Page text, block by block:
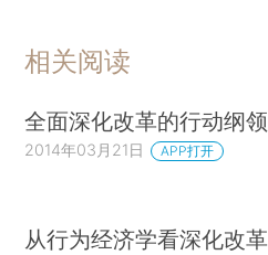
相关阅读
全面深化改革的行动纲领
2014年03月21日 APP打开
从行为经济学看深化改革